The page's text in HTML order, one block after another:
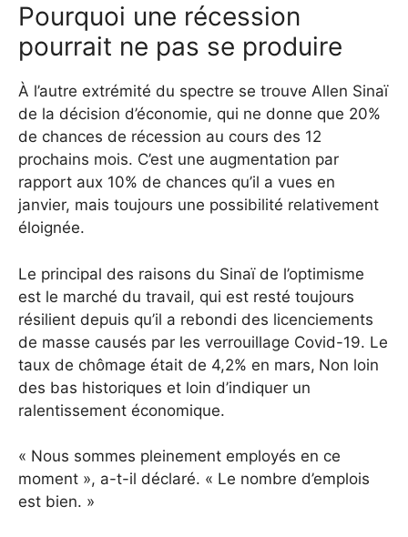
Pourquoi une récession
pourrait ne pas se produire
À l’autre extrémité du spectre se trouve Allen Sinaï
de la décision d’économie, qui ne donne que 20%
de chances de récession au cours des 12
prochains mois. C’est une augmentation par
rapport aux 10% de chances qu’il a vues en
janvier, mais toujours une possibilité relativement
éloignée.
Le principal des raisons du Sinaï de l’optimisme
est le marché du travail, qui est resté toujours
résilient depuis qu’il a rebondi des licenciements
de masse causés par les verrouillage Covid-19. Le
taux de chômage était de 4,2% en mars, Non loin
des bas historiques et loin d’indiquer un
ralentissement économique.
« Nous sommes pleinement employés en ce
moment », a-t-il déclaré. « Le nombre d’emplois
est bien. »